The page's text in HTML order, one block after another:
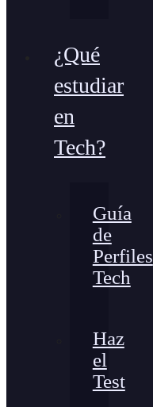
¿Qué
estudiar
en
Tech?
Guía
de
Perfiles
Tech
Haz
el
Test